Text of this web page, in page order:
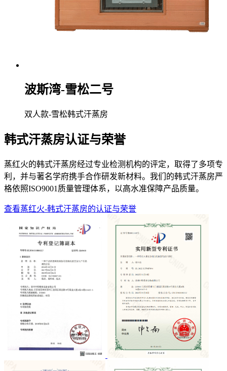
波斯湾-雪松二号
双人款-雪松韩式汗蒸房
韩式汗蒸房认证与荣誉
蒸红火的韩式汗蒸房经过专业检测机构的评定，取得了多项专
利，并与著名学府携手合作研发新材料。我们的韩式汗蒸房严
格依照ISO9001质量管理体系，以高水准保障产品质量。
查看蒸红火-韩式汗蒸房的认证与荣誉